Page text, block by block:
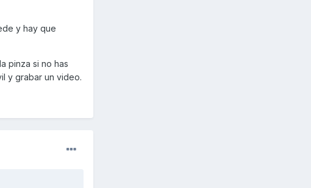
y hay que
pinza si no has
y grabar un video.